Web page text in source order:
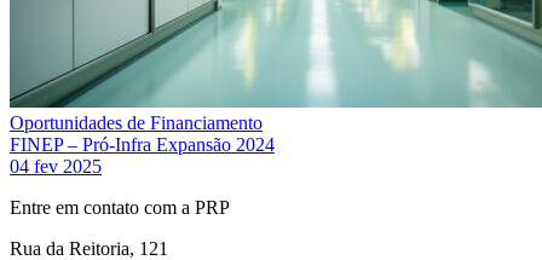
Oportunidades de Financiamento
FINEP – Pró-Infra Expansão 2024
04 fev 2025
Entre em contato com a PRP
Rua da Reitoria, 121